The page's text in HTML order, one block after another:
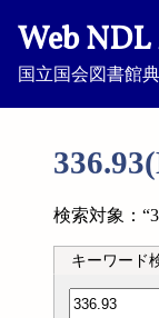
Web
国立国会図書館
検索対象：
キーワード
分類記号検